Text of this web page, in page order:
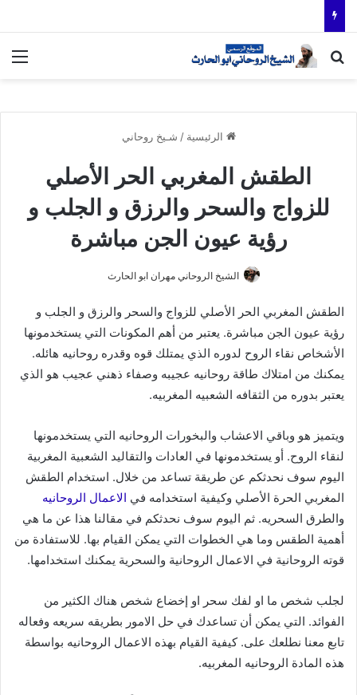
بحث عن
الرئيسية / شـيخ روحاني
الطقش المغربي الحر الأصلي
للزواج والسحر والرزق و الجلب و
رؤية عيون الجن مباشرة
الشيخ الروحاني مهران ابو الحارث
الطقش المغربي الحر الأصلي للزواج والسحر والرزق و الجلب و
رؤية عيون الجن مباشرة. يعتبر من أهم المكونات التي يستخدمونها
الأشخاص نقاء الروح لدوره الذي يمتلك قوه وقدره روحانيه هائله.
يمكنك من امتلاك طاقة روحانيه عجيبه وصفاء ذهني عجيب هو الذي
يعتبر بدوره من الثقافه الشعبيه المغربيه.
ويتميز هو وباقي الاعشاب والبخورات الروحانيه التي يستخدمونها
لنقاء الروح. أو يستخدمونها في العادات والتقاليد الشعبية المغربية
اليوم سوف نحدثكم عن طريقة تساعد من خلال. استخدام الطقش
المغربي الحرة الأصلي وكيفية استخدامه في الاعمال الروحانيه
والطرق السحريه. ثم اليوم سوف نحدثكم في مقالنا هذا عن ما هي
أهمية الطقس وما هي الخطوات التي يمكن القيام بها. للاستفادة من
قوته الروحانية في الاعمال الروحانية والسحرية يمكنك استخدامها.
لجلب شخص ما او لفك سحر او إخضاع شخص هناك الكثير من
الفوائد. التي يمكن أن تساعدك في حل الامور بطريقه سريعه وفعاله
تابع معنا نطلعك على. كيفية القيام بهذه الاعمال الروحانيه بواسطة
هذه المادة الروحانيه المغربيه.